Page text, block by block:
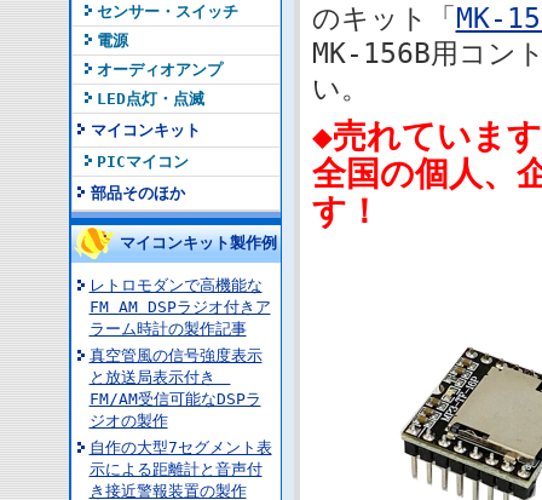
センサー・スイッチ
電源
オーディオアンプ
LED点灯・点滅
マイコンキット
PICマイコン
部品そのほか
マイコンキット製作例
レトロモダンで高機能な
FM AM DSPラジオ付きア
ラーム時計の製作記事
真空管風の信号強度表示
と放送局表示付き
FM/AM受信可能なDSPラ
ジオの製作
自作の大型7セグメント表
示による距離計と音声付
き接近警報装置の製作
のキット「MK-
MK-156B用コン
い。
◆売れていま
全国の個人、
す！